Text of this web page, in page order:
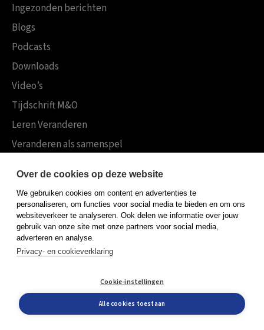
Ingezonden berichten
Blogs
Podcasts
Downloads
Video’s
Tijdschrift M&O
Leren Veranderen
Veranderen als samenspel
Koninklijke Boom uitgevers
Boom Psychologie
Boom Hoger Onderwijs
Privacy policy
Cookieverklaring
© Boom uitgevers 2026
Over de cookies op deze website
We gebruiken cookies om content en advertenties te
personaliseren, om functies voor social media te bieden en om ons
websiteverkeer te analyseren. Ook delen we informatie over jouw
gebruik van onze site met onze partners voor social media,
adverteren en analyse.
Privacy- en cookieverklaring
Cookie-instellingen
Alle cookies toestaan